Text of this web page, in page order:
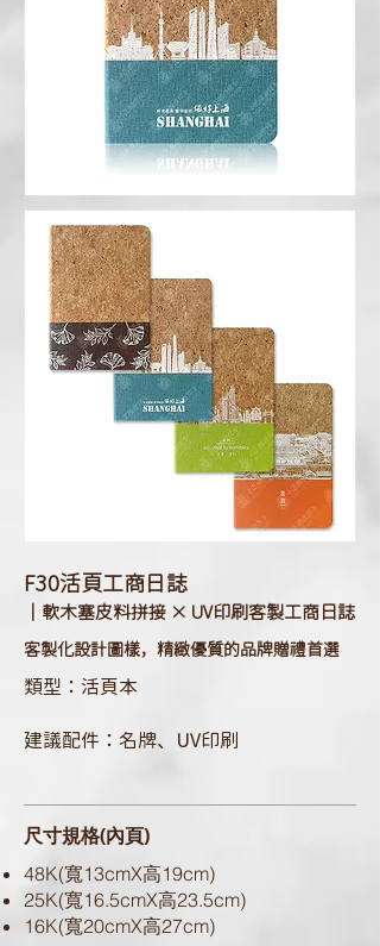
F30活頁工商日誌
｜軟木塞皮料拼接 × UV印刷客製工商日誌
客製化設計圖樣，精緻優質的品牌贈禮首選
類型：活頁本
建議配件：名牌、UV印刷
尺寸規格(內頁)
48K(寬13cmX高19cm)
25K(寬16.5cmX高23.5cm)
16K(寬20cmX高27cm)